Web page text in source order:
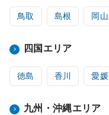
鳥取 島根 岡山
四国エリア
徳島 香川 愛媛
九州・沖縄エリア